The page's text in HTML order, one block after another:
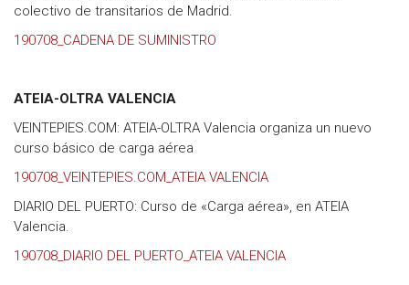
colectivo de transitarios de Madrid.
190708_CADENA DE SUMINISTRO
ATEIA-OLTRA VALENCIA
VEINTEPIES.COM: ATEIA-OLTRA Valencia organiza un nuevo
curso básico de carga aérea
190708_VEINTEPIES.COM_ATEIA VALENCIA
DIARIO DEL PUERTO: Curso de «Carga aérea», en ATEIA
Valencia.
190708_DIARIO DEL PUERTO_ATEIA VALENCIA